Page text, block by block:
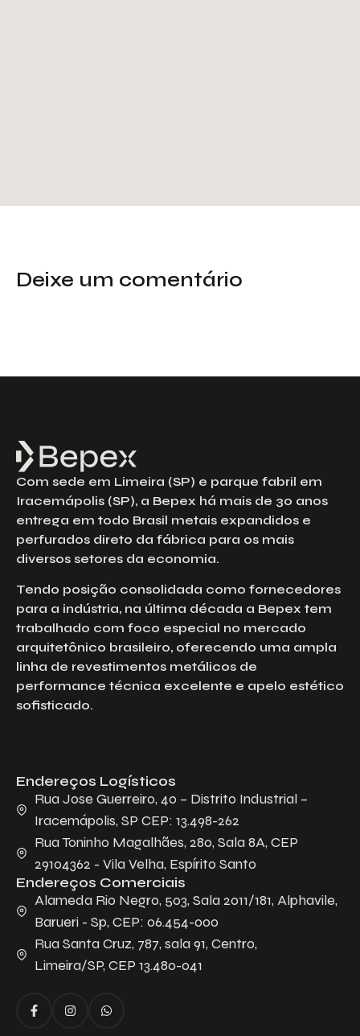
Deixe um comentário
Com sede em Limeira (SP) e parque fabril em
Iracemápolis (SP), a Bepex há mais de 30 anos
entrega em todo Brasil metais expandidos e
perfurados direto da fábrica para os mais
diversos setores da economia.
Tendo posição consolidada como fornecedores
para a indústria, na última década a Bepex tem
trabalhado com foco especial no mercado
arquitetônico brasileiro, oferecendo uma ampla
linha de revestimentos metálicos de
performance técnica excelente e apelo estético
sofisticado.
Endereços Logísticos
Rua Jose Guerreiro, 40 – Distrito Industrial –
Iracemápolis, SP CEP: 13.498-262
Rua Toninho Magalhães, 280, Sala 8A, CEP
29104362 - Vila Velha, Espírito Santo
Endereços Comerciais
Alameda Rio Negro, 503, Sala 2011/181, Alphavile,
Barueri - Sp, CEP: 06.454-000
Rua Santa Cruz, 787, sala 91, Centro,
Limeira/SP, CEP 13.480-041